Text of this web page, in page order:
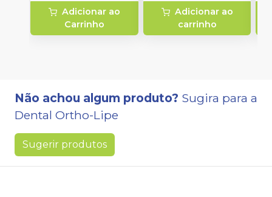
Adicionar ao
Carrinho
Adicionar ao
carrinho
Não achou algum produto? Sugira para a
Dental Ortho-Lipe
Sugerir produtos